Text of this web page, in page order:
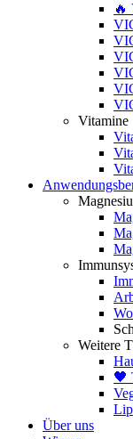
🔥
Vitamine
Weitere
🖤
Über uns